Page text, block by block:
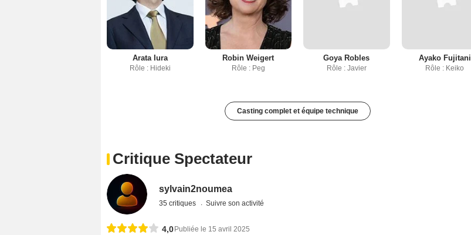
Arata Iura
Rôle : Hideki
Robin Weigert
Rôle : Peg
Goya Robles
Rôle : Javier
Ayako Fujitani
Rôle : Keiko
Casting complet et équipe technique
Critique Spectateur
sylvain2noumea
35 critiques Suivre son activité
4,0 Publiée le 15 avril 2025